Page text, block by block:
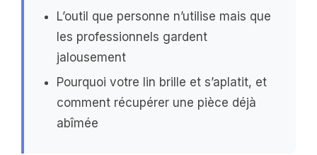
L’outil que personne n’utilise mais que
les professionnels gardent
jalousement
Pourquoi votre lin brille et s’aplatit, et
comment récupérer une pièce déjà
abîmée